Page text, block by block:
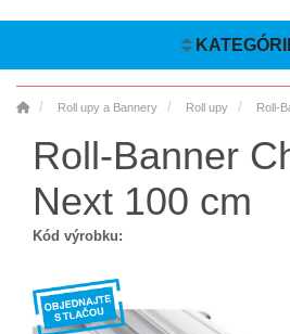
Roll upy a Bannery Roll upy Roll-
Roll-Banner
Next 100 cm
Kód výrobku: